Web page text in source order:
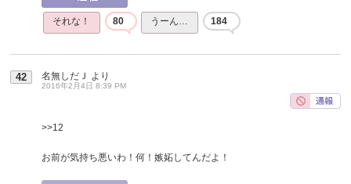
それな！ 80 うーん… 184
42 名無しだＪ より
2016年2月4日 8:39 PM
>>12
お前が気持ち悪いわ！何！嫉妬してんだよ！